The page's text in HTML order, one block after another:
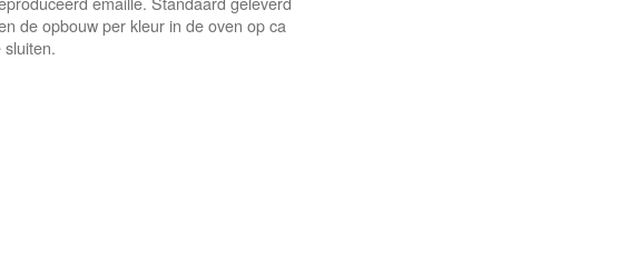
de opbouw per kleur in de oven op ca